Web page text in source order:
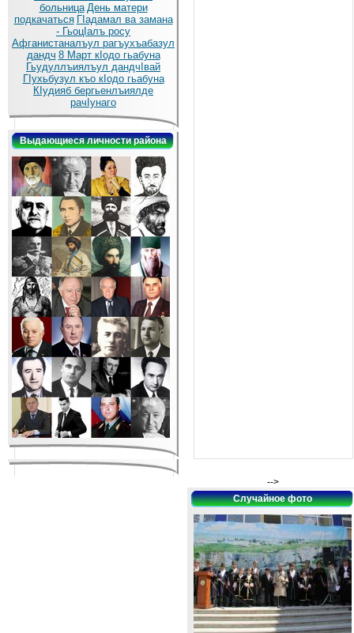
больница День матери
подкачаться ГIадамал ва замана
- ГьоцIалъ росу
Афганистаналъул рагъухъабазул
дандч 8 Март кIодо гьабуна
Гьудуллъиялъул дандчIвай
ГIухьбузул къо кIодо гьабуна
КIудияб бергьенлъиялде
рачIунаго
Выдающиеся личности района
-->
Случайное фото